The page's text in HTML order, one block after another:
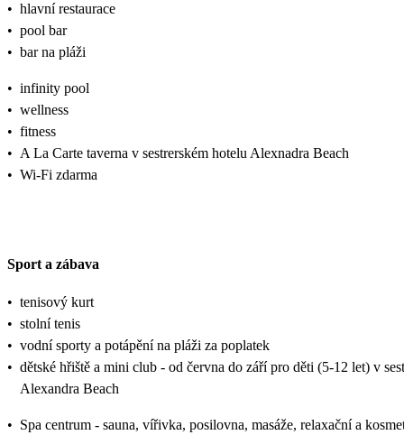
• hlavní restaurace
• pool bar
• bar na pláži
• infinity pool
• wellness
• fitness
• A La Carte taverna v sestrerském hotelu Alexnadra Beach
• Wi-Fi zdarma
Sport a zábava
• tenisový kurt
• stolní tenis
• vodní sporty a potápění na pláži za poplatek
• dětské hřiště a mini club - od června do září pro děti (5-12 let) v
Alexandra Beach
• Spa centrum - sauna, vířivka, posilovna, masáže, relaxační a